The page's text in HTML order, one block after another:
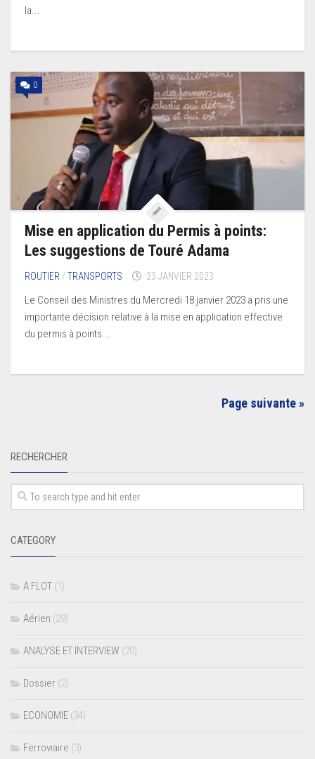
la...
0
Mise en application du Permis à points:
Les suggestions de Touré Adama
ROUTIER /TRANSPORTS 23 JANVIER 2023
Le Conseil des Ministres du Mercredi 18 janvier 2023 a pris une
importante décision relative à la mise en application effective
du permis à points...
Page suivante »
RECHERCHER
CATEGORY
A FLOT (1)
Aérien (29)
ANALYSE ET INTERVIEW (20)
Dossier (2)
ECONOMIE (34)
Ferroviaire (3)